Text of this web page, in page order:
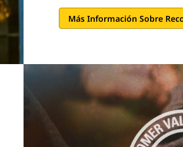
Más Información Sobre